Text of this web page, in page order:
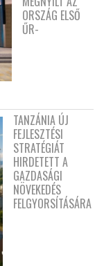
ORSZÁG ELSŐ
ŰR-
TANZÁNIA ÚJ
FEJLESZTÉSI
STRATÉGIÁT
HIRDETETT A
GAZDASÁGI
NÖVEKEDÉS
FELGYORSÍTÁSÁRA